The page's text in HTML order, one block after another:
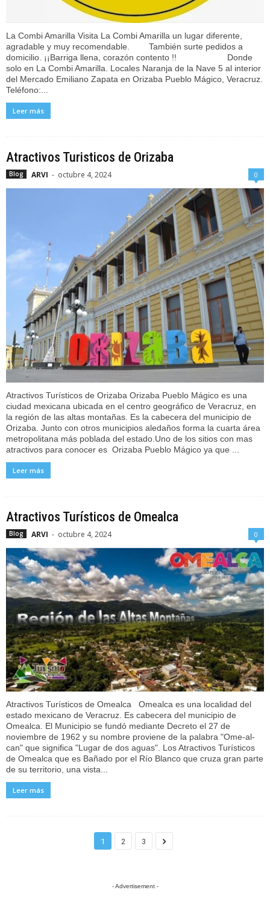
La Combi Amarilla Visita La Combi Amarilla un lugar diferente,
agradable y muy recomendable. También surte pedidos a
domicilio. ¡¡Barriga llena, corazón contento !! Donde
solo en La Combi Amarilla. Locales Naranja de la Nave 5 al interior
del Mercado Emiliano Zapata en Orizaba Pueblo Mágico, Veracruz.
Teléfono:...
Leer más
Atractivos Turisticos de Orizaba
Blog ARVI - octubre 4, 2024 0
Atractivos Turísticos de Orizaba Orizaba Pueblo Mágico es una
ciudad mexicana ubicada en el centro geográfico de Veracruz, en
la región de las altas montañas. Es la cabecera del municipio de
Orizaba.​ Junto con otros municipios aledaños forma la cuarta área
metropolitana más poblada del estado.​ Uno de los sitios con mas
atractivos para conocer es Orizaba Pueblo Mágico ya que ...
Leer más
Atractivos Turísticos de Omealca
Blog ARVI - octubre 4, 2024 0
Atractivos Turísticos de Omealca Omealca es una localidad del
estado mexicano de Veracruz. Es cabecera del municipio de
Omealca. ​El Municipio se fundó mediante Decreto el 27 de
noviembre de 1962 y su nombre proviene de la palabra "Ome-al-
can" que significa "Lugar de dos aguas". Los Atractivos Turísticos
de Omealca que es Bañado por el Río Blanco que cruza gran parte
de su territorio, una vista...
Leer más
1 2 3
- Advertisement -